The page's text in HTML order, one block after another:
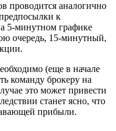
проводится аналогично
к
5-минутном графике
очередь, 15-минутный,
(еще в начале
команду брокеру на
это может привести
станет ясно, что
прибыли.